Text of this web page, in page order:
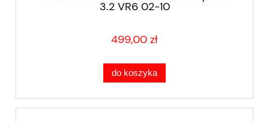
3.2 VR6 02-10
499,00 zł
do koszyka